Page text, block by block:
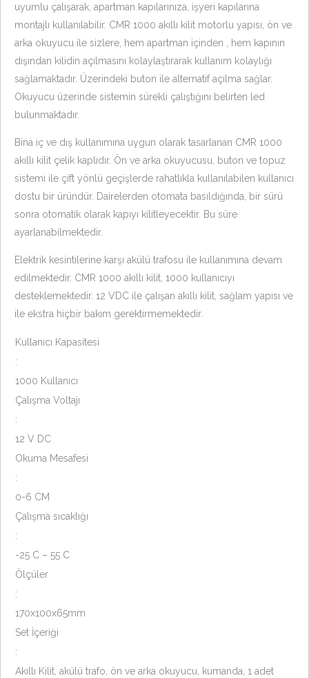
uyumlu çalışarak, apartman kapılarınıza, işyeri kapılarına
montajlı kullanılabilir. CMR 1000 akıllı kilit motorlu yapısı, ön ve
arka okuyucu ile sizlere, hem apartman içinden , hem kapının
dışından kilidin açılmasını kolaylaştırarak kullanım kolaylığı
sağlamaktadır. Üzerindeki buton ile alternatif açılma sağlar.
Okuyucu üzerinde sistemin sürekli çalıştığını belirten led
bulunmaktadır.
Bina iç ve dış kullanımına uygun olarak tasarlanan CMR 1000
akıllı kilit çelik kaplıdır. Ön ve arka okuyucusu, buton ve topuz
sistemi ile çift yönlü geçişlerde rahatlıkla kullanılabilen kullanıcı
dostu bir üründür. Dairelerden otomata basıldığında, bir sürü
sonra otomatik olarak kapıyı kilitleyecektir. Bu süre
ayarlanabilmektedir.
Elektrik kesintilerine karşı akülü trafosu ile kullanımına devam
edilmektedir. CMR 1000 akıllı kilit, 1000 kullanıcıyı
desteklemektedir. 12 VDC ile çalışan akıllı kilit, sağlam yapısı ve
ile ekstra hiçbir bakım gerektirmemektedir.
Kullanıcı Kapasitesi
:
1000 Kullanıcı
Çalışma Voltajı
:
12 V DC
Okuma Mesafesi
:
0-6 CM
Çalışma sıcaklığı
:
-25 C – 55 C
Ölçüler
:
170x100x65mm
Set İçeriği
:
Akıllı Kilit, akülü trafo, ön ve arka okuyucu, kumanda, 1 adet